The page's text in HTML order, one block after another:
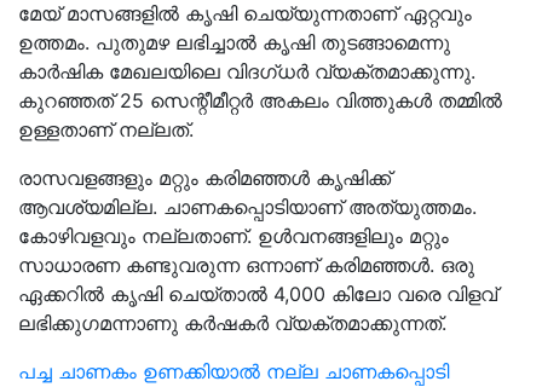
മേയ് മാസങ്ങളില്‍ കൃഷി ചെയ്യുന്നതാണ് ഏറ്റവും
ഉത്തമം. പുതുമഴ ലഭിച്ചാല്‍ കൃഷി തുടങ്ങാമെന്നു
കാര്‍ഷിക മേഖലയിലെ വിദഗ്ധര്‍ വ്യക്തമാക്കുന്നു.
കുറഞ്ഞത് 25 സെന്റീമീറ്റര്‍ അകലം വിത്തുകള്‍ തമ്മില്‍
ഉള്ളതാണ് നല്ലത്.
രാസവളങ്ങളും മറ്റും കരിമഞ്ഞൾ കൃഷിക്ക്
ആവശ്യമില്ല. ചാണകപ്പൊടിയാണ് അത്യുത്തമം.
കോഴിവളവും നല്ലതാണ്. ഉള്‍വനങ്ങളിലും മറ്റും
സാധാരണ കണ്ടുവരുന്ന ഒന്നാണ് കരിമഞ്ഞള്‍. ഒരു
ഏക്കറില്‍ കൃഷി ചെയ്താല്‍ 4,000 കിലോ വരെ വിളവ്
ലഭിക്കുഗമന്നാണു കർഷകർ വ്യക്തമാക്കുന്നത്.
പച്ച ചാണകം ഉണക്കിയാൽ നല്ല ചാണകപ്പൊടി